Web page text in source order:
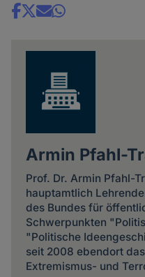
Share
Armin Pfahl-
Prof. Dr. Armin Pfahl-
hauptamtlich
des Bundes für
Schwerpunkten
"Politische
seit 2008 ebendort
Extremismus- und